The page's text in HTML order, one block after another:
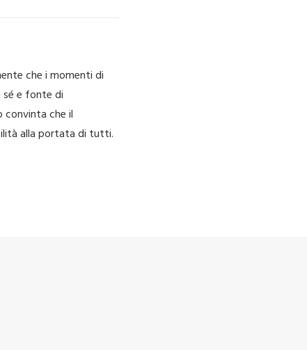
che i momenti di
sé e fonte di
convinta che il
alla portata di tutti.